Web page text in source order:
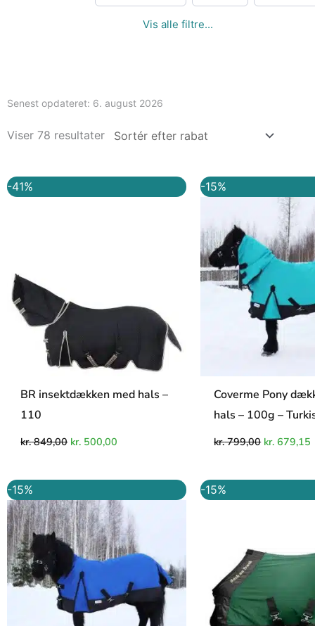
Senest opdateret: 6. august 2026
Viser 78 resultater
-41%
BR insektdækken med hals –
110
kr.849,00
oprindelige
kr. 500,00
aktuelle
-15%
Coverme Pony
hals – 100g –
kr.799,00
kr. 799,00.
kr. 679,15
-15%
oprindelige
pris
var:
kr. 629,00.
aktuelle
pris
er:
kr. 534,65.
-15%